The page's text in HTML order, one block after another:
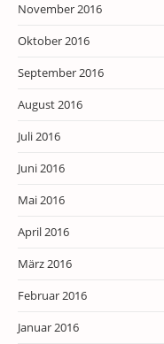
November 2016
Oktober 2016
September 2016
August 2016
Juli 2016
Juni 2016
Mai 2016
April 2016
März 2016
Februar 2016
Januar 2016